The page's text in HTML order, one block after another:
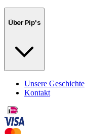
Über Pip's
Unsere Geschichte
Kontakt